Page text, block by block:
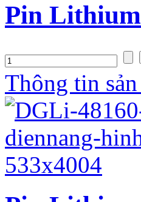
Pin Lithium
Thông tin